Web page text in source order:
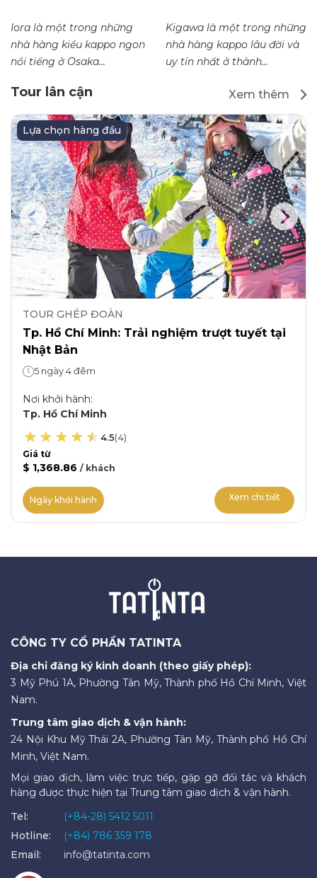
Iora là một trong những
nhà hàng kiểu kappo ngon
nổi tiếng ở Osaka...
Kigawa là một trong những
nhà hàng kappo lâu đời và
uy tín nhất ở thành...
Tour lân cận Xem thêm
Lựa chọn hàng đầu
TOUR GHÉP ĐOÀN
Tp. Hồ Chí Minh: Trải nghiệm trượt tuyết tại
Nhật Bản
5 ngày 4 đêm
Nơi khởi hành:
Tp. Hồ Chí Minh
4.5(4)
Giá từ
$ 1,368.86 / khách
Ngày khởi hành Xem chi tiết
CÔNG TY CỔ PHẦN TATINTA
Địa chỉ đăng ký kinh doanh (theo giấy phép):
3 Mỹ Phú 1A, Phường Tân Mỹ, Thành phố Hồ Chí Minh, Việt
Nam.
Trung tâm giao dịch & vận hành:
24 Nội Khu Mỹ Thái 2A, Phường Tân Mỹ, Thành phố Hồ Chí
Minh, Việt Nam.
Mọi giao dịch, làm việc trực tiếp, gặp gỡ đối tác và khách
hàng được thực hiện tại Trung tâm giao dịch & vận hành.
Tel:
(+84-28) 5412 5011
Hotline:
(+84) 786 359 178
Email:
info@tatinta.com